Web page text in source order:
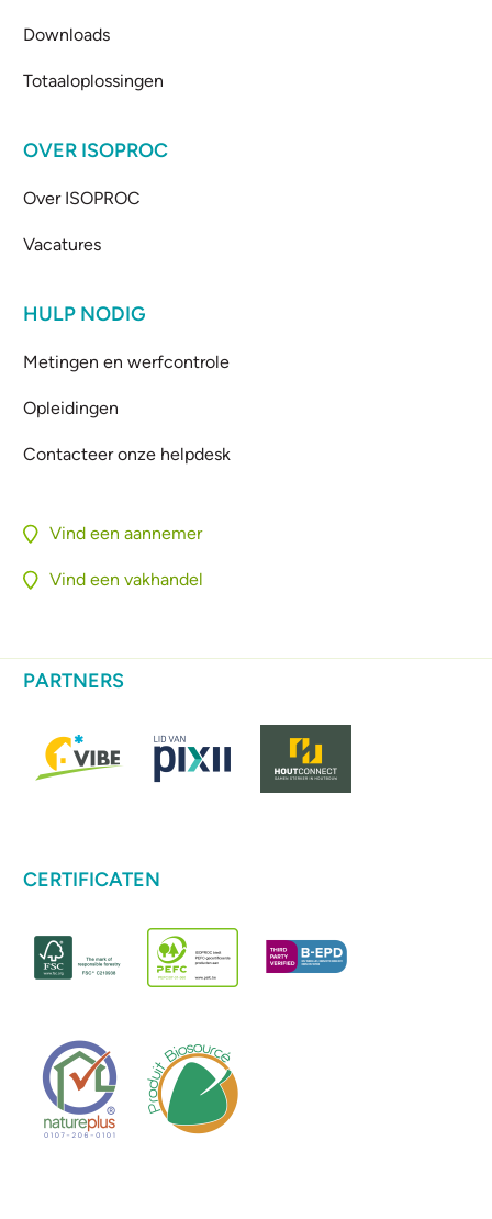
Downloads
Totaaloplossingen
OVER ISOPROC
Over ISOPROC
Vacatures
HULP NODIG
Metingen en werfcontrole
Opleidingen
Contacteer onze helpdesk
Vind een aannemer
Vind een vakhandel
PARTNERS
CERTIFICATEN